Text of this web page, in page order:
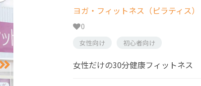
ヨガ・フィットネス（ピラティス）
0
女性向け 初心者向け
女性だけの30分健康フィットネス